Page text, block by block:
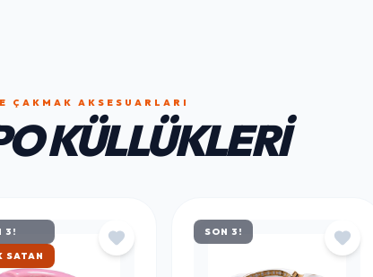
ÇAKMAK AKSESUARLARI
KÜLLÜKLERI
3!
SATAN
SON 3!